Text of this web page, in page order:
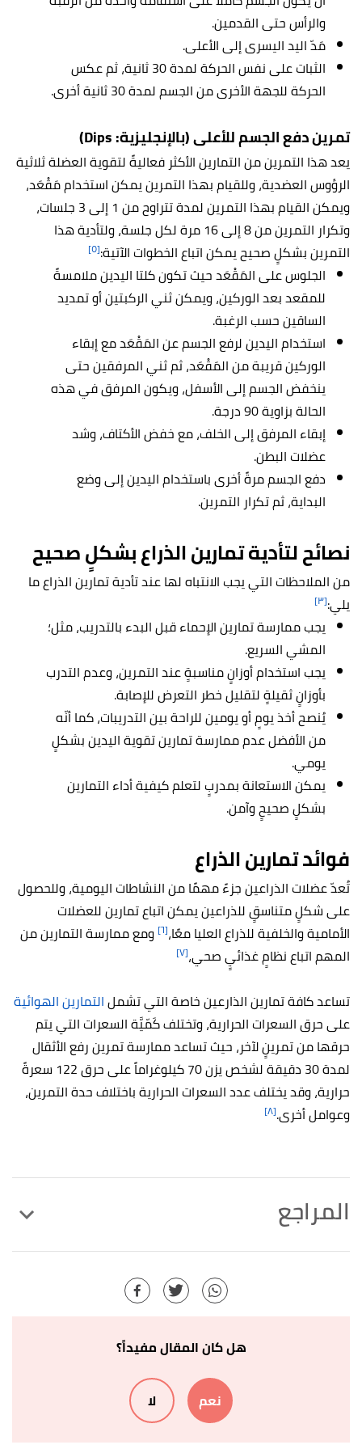
والرأس حتى القدمين.
مَدّ اليد اليسرى إلى الأعلى.
الثبات على نفس الحركة لمدة 30 ثانية، ثم عكس
الحركة للجهة الأخرى من الجسم لمدة 30 ثانية أخرى.
تمرين دفع الجسم للأعلى (بالإنجليزية: Dips)
يعد هذا التمرين من التمارين الأكثر فعاليةً لتقوية العضلة ثلاثية
الرؤوس العضدية، وللقيام بهذا التمرين يمكن استخدام مَقْعَد،
ويمكن القيام بهذا التمرين لمدة تتراوح من 1 إلى 3 جلسات،
وتكرار التمرين من 8 إلى 16 مرة لكل جلسة، ولتأدية هذا
التمرين بشكلٍ صحيح يمكن اتباع الخطوات الآتية:[٥]
الجلوس على المَقْعَد حيث تكون كلتا اليدين ملامسةً
للمقعد بعد الوركين، ويمكن ثني الركبتين أو تمديد
الساقين حسب الرغبة.
استخدام اليدين لرفع الجسم عن المَقْعَد مع إبقاء
الوركين قريبة من المَقْعَد، ثم ثني المرفقين حتى
ينخفض الجسم إلى الأسفل، ويكون المرفق في هذه
الحالة بزاوية 90 درجة.
إبقاء المرفق إلى الخلف، مع خفض الأكتاف، وشد
عضلات البطن.
دفع الجسم مرةً أخرى باستخدام اليدين إلى وضع
البداية، ثم تكرار التمرين.
نصائح لتأدية تمارين الذراع بشكلٍ صحيح
من الملاحظات التي يجب الانتباه لها عند تأدية تمارين الذراع ما
يلي:[٣]
يجب ممارسة تمارين الإحماء قبل البدء بالتدريب، مثل؛
المشي السريع.
يجب استخدام أوزانٍ مناسبةٍ عند التمرين، وعدم التدرب
بأوزانٍ ثقيلةٍ لتقليل خطر التعرض للإصابة.
يُنصح أخذ يومٍ أو يومين للراحة بين التدريبات، كما أنّه
من الأفضل عدم ممارسة تمارين تقوية اليدين بشكلٍ
يومي.
يمكن الاستعانة بمدربٍ لتعلم كيفية أداء التمارين
بشكلٍ صحيحٍ وآمن.
فوائد تمارين الذراع
تُعدّ عضلات الذراعين جزءً مهمًا من النشاطات اليومية، وللحصول
على شكلٍ متناسقٍ للذراعين يمكن اتباع تمارين للعضلات
الأمامية والخلفية للذراع العليا معًا،[٦] ومع ممارسة التمارين من
المهم اتباع نظامٍ غذائيٍ صحي،[٧]
تساعد كافة تمارين الذارعين خاصة التي تشملالتمارين الهوائية
على حرق السعرات الحرارية، وتختلف كَمّيَّة السعرات التي يتم
حرقها من تمرينٍ لآخر، حيث تساعد ممارسة تمرين رفع الأثقال
لمدة 30 دقيقة لشخص يزن 70 كيلوغراماً على حرق 122 سعرةً
حرارية، وقد يختلف عدد السعرات الحرارية باختلاف حدة التمرين،
وعوامل أخرى.[٨]
المراجع
Strength Exercises" ,verywellfit
James Roland (25/11/2019),"8 Best Exercises for
24/8/2021. Edited.
Jake Tipane (6/7/2020),"10 Arm-Toning
هل كان المقال مفيداً؟
نعم لا